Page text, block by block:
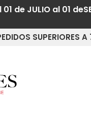
01 de JULIO al 01
SUPERIORES